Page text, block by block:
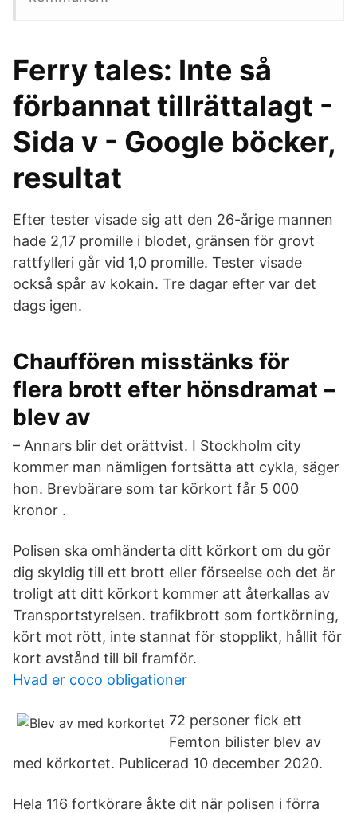
Ferry tales: Inte så
förbannat tillrättalagt -
Sida v - Google böcker,
resultat
Efter tester visade sig att den 26-årige mannen
hade 2,17 promille i blodet, gränsen för grovt
rattfylleri går vid 1,0 promille. Tester visade
också spår av kokain. Tre dagar efter var det
dags igen.
Chauffören misstänks för
flera brott efter hönsdramat –
blev av
– Annars blir det orättvist. I Stockholm city
kommer man nämligen fortsätta att cykla, säger
hon. Brevbärare som tar körkort får 5 000
kronor .
Polisen ska omhänderta ditt körkort om du gör
dig skyldig till ett brott eller förseelse och det är
troligt att ditt körkort kommer att återkallas av
Transportstyrelsen. trafikbrott som fortkörning,
kört mot rött, inte stannat för stopplikt, hållit för
kort avstånd till bil framför.
Hvad er coco obligationer
72 personer fick ett
Femton bilister blev av
med körkortet. Publicerad 10 december 2020.
Hela 116 fortkörare åkte dit när polisen i förra